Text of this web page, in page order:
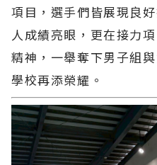
項目，選手們皆展現良
人成績亮眼，更在接力
精神，一舉奪下男子組
學校再添榮耀。